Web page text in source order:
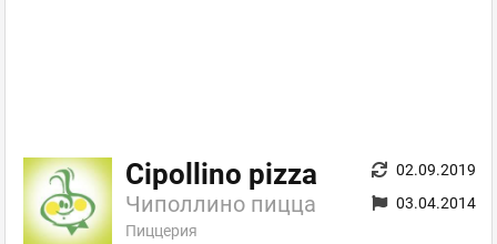
Cipollino pizza
Чиполлино пицца
Пиццерия
02.09.2019
03.04.2014